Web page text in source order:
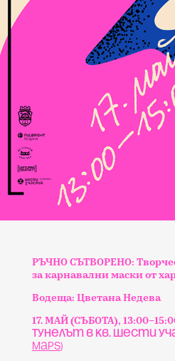
РЪЧНО СЪТВОРЕНО:
за карнавални маски от
Водеща: Цветана Недева
17. МАЙ (СЪБОТА),
Тунелът в кв. Шести
Maps)